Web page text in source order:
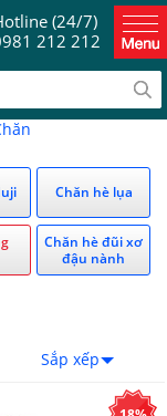
(24/7)
212 212
Chăn hè lụa
Chăn hè đũi xơ
đậu nành
Sắp xếp